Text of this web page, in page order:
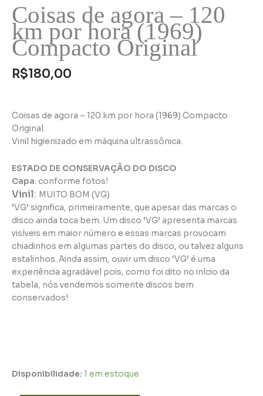
Coisas de agora – 120
km por hora (1969)
Compacto Original
R$180,00
Coisas de agora – 120 km por hora (1969) Compacto
Original.
Vinil higienizado em máquina ultrassônica.
ESTADO DE CONSERVAÇÃO DO DISCO
Capa: conforme fotos!
Vinil: MUITO BOM (VG)
‘VG’ significa, primeiramente, que apesar das marcas o
disco ainda toca bem. Um disco ‘VG’ apresenta marcas
visíveis em maior número e essas marcas provocam
chiadinhos em algumas partes do disco, ou talvez alguns
estalinhos. Ainda assim, ouvir um disco ‘VG’ é uma
experiência agradável pois, como foi dito no início da
tabela, nós vendemos somente discos bem
conservados!
Disponibilidade: 1 em estoque
km
por
hora
(1969)
Compacto
Original